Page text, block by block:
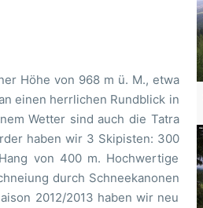
Höhe von 968 m ü. M., etwa
einen herrlichen Rundblick in
Wetter sind auch die Tatra
haben wir 3 Skipisten: 300
von 400 m. Hochwertige
durch Schneekanonen
2012/2013 haben wir neu